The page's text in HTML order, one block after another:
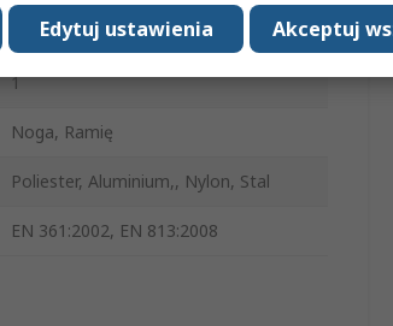
Żółty, Czarny
1
Noga, Ramię
Poliester, Aluminium,, Nylon, Stal
EN 361:2002, EN 813:2008
Akceptuj
Edytuj ustawienia